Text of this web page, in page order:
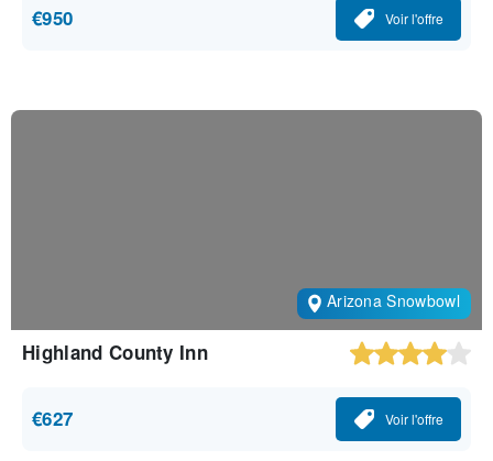
€950 Voir l'offre
Arizona Snowbowl
Highland County Inn
€627 Voir l'offre